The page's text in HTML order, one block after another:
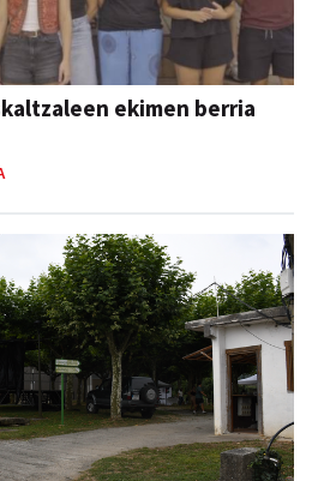
ekimen berria